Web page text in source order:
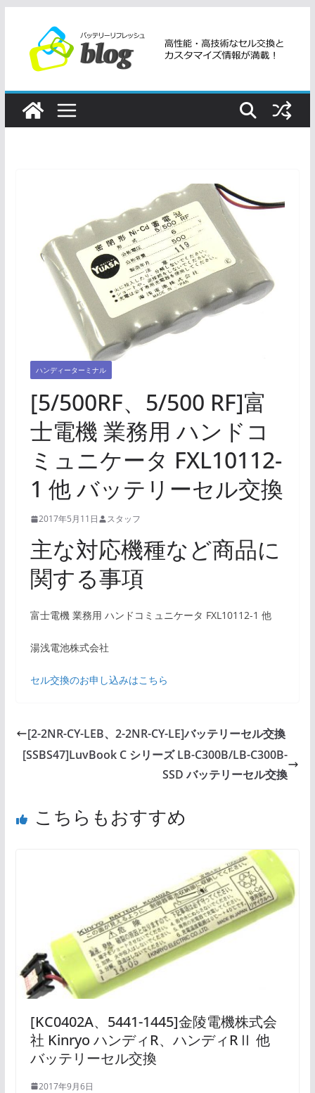
ツ
ハンディーターミナル
[5/500RF、5/500 RF]富
士電機 業務用 ハンドコ
ミュニケータ FXL10112-
1 他 バッテリーセル交換
2017年5月11日 スタッフ
主な対応機種など商品に
関する事項
富士電機 業務用 ハンドコミュニケータ FXL10112-1 他
湯浅電池株式会社
セル交換のお申し込みはこちら
[2-2NR-CY-LEB、2-2NR-CY-LE]バッテリーセル交換
[SSBS47]LuvBook C シリーズ LB-C300B/LB-C300B-
SSD バッテリーセル交換
こちらもおすすめ
[KC0402A、5441-1445]金陵電機株式会
社 Kinryo ハンディR、ハンディRⅡ 他
バッテリーセル交換
2017年9月6日